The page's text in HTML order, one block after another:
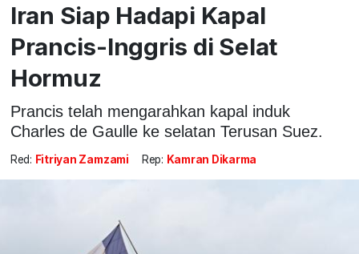
Iran Siap Hadapi Kapal
Prancis-Inggris di Selat
Hormuz
Prancis telah mengarahkan kapal induk
Charles de Gaulle ke selatan Terusan Suez.
Red: Fitriyan Zamzami Rep: Kamran Dikarma